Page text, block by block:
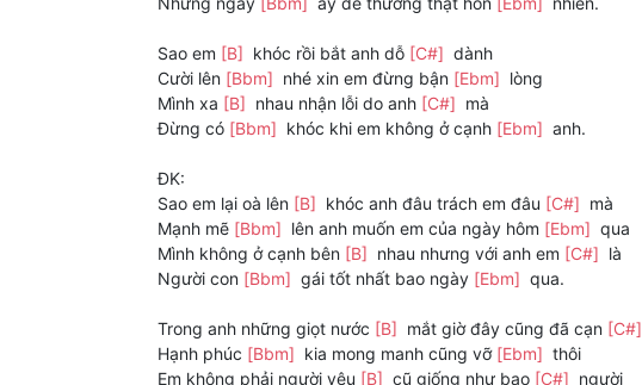
Sao em [B] khóc rồi bắt anh dỗ [C#] dành
Cười lên [Bbm] nhé xin em đừng bận [Ebm] lòng
Mình xa [B] nhau nhận lỗi do anh [C#] mà
Đừng có [Bbm] khóc khi em không ở cạnh [Ebm] anh.
ĐK:
Sao em lại oà lên [B] khóc anh đâu trách em đâu [C#] mà
Mạnh mẽ [Bbm] lên anh muốn em của ngày hôm [Ebm] qua
Mình không ở cạnh bên [B] nhau nhưng với anh em [C#] là
Người con [Bbm] gái tốt nhất bao ngày [Ebm] qua.
Trong anh những giọt nước [B] mắt giờ đây cũng đã cạn [C#]
Hạnh phúc [Bbm] kia mong manh cũng vỡ [Ebm] thôi
Em không phải người yêu [B] cũ giống như bao [C#] người